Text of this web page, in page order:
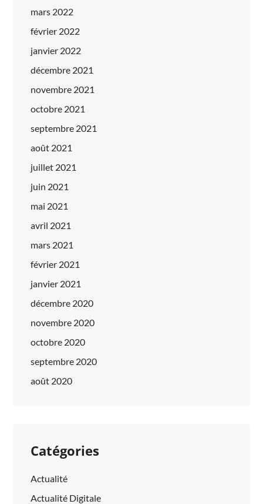
mars 2022
février 2022
janvier 2022
décembre 2021
novembre 2021
octobre 2021
septembre 2021
août 2021
juillet 2021
juin 2021
mai 2021
avril 2021
mars 2021
février 2021
janvier 2021
décembre 2020
novembre 2020
octobre 2020
septembre 2020
août 2020
Catégories
Actualité
Actualité Digitale